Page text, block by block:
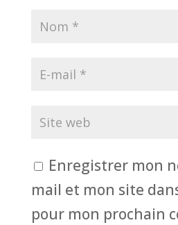
Enregistrer mon
mail et mon site
pour mon prochain